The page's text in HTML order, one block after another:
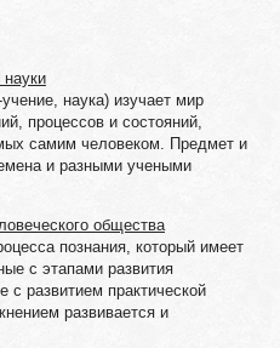
науки
наука) изучает мир
процессов и состояний,
самим человеком. Предмет и
и разными учеными
общества
познания, который имеет
с этапами развития
с развитием практической
развивается и